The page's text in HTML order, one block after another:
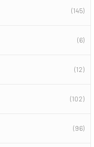
(145)
(6)
(12)
(102)
(96)